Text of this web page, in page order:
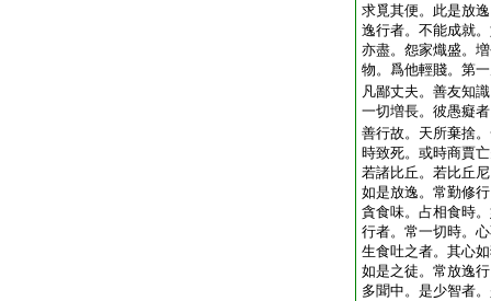
求覓其便。此是放
逸行者。不能成就
亦盡。怨家熾盛。
物。爲他輕賤。第
凡鄙丈夫。善友知
一切増長。彼愚癡
善行故。天所棄捨
時致死。或時商賈
若諸比丘。若比丘
如是放逸。常勤修
貪食味。占相食時
行者。常一切時。
生食吐之者。其心
如是之徒。常放逸
多聞中。是少智者